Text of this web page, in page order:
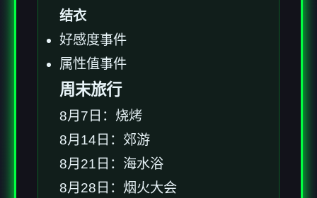
结衣
好感度事件
属性值事件
周末旅行
8月7日：烧烤
8月14日：郊游
8月21日：海水浴
8月28日：烟火大会